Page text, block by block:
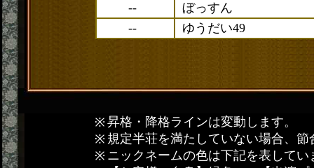
--
ぼっすん
--
ゆうだい49
昇格・降格ラインは変動します。
規定半荘を満たしていない場合、
ニックネームの色は下記を表してい